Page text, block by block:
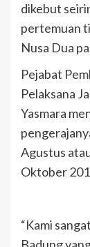
dikebut
pertemuan
Nusa Dua
Pejabat
Pelaksana
Yasmara
Agustus
Oktober
“Kami